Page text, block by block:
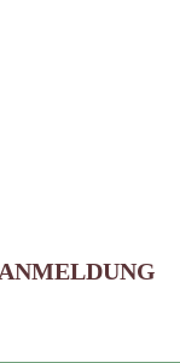
ANMELDUNG